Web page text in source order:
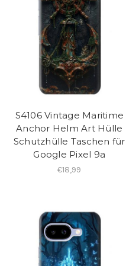
S4106 Vintage Maritime
Anchor Helm Art Hülle
Schutzhülle Taschen für
Google Pixel 9a
€18,99